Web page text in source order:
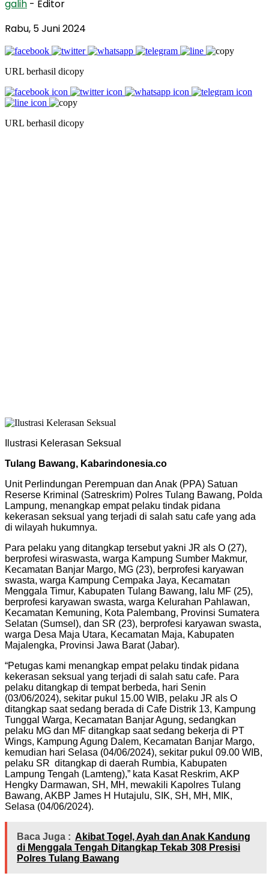
galih - Editor
Rabu, 5 Juni 2024
URL berhasil dicopy
URL berhasil dicopy
Ilustrasi Kelerasan Seksual
Tulang Bawang, Kabarindonesia.co
Unit Perlindungan Perempuan dan Anak (PPA) Satuan
Reserse Kriminal (Satreskrim) Polres Tulang Bawang, Polda
Lampung, menangkap empat pelaku tindak pidana
kekerasan seksual yang terjadi di salah satu cafe yang ada
di wilayah hukumnya.
Para pelaku yang ditangkap tersebut yakni JR als O (27),
berprofesi wiraswasta, warga Kampung Sumber Makmur,
Kecamatan Banjar Margo, MG (23), berprofesi karyawan
swasta, warga Kampung Cempaka Jaya, Kecamatan
Menggala Timur, Kabupaten Tulang Bawang, lalu MF (25),
berprofesi karyawan swasta, warga Kelurahan Pahlawan,
Kecamatan Kemuning, Kota Palembang, Provinsi Sumatera
Selatan (Sumsel), dan SR (23), berprofesi karyawan swasta,
warga Desa Maja Utara, Kecamatan Maja, Kabupaten
Majalengka, Provinsi Jawa Barat (Jabar).
“Petugas kami menangkap empat pelaku tindak pidana
kekerasan seksual yang terjadi di salah satu cafe. Para
pelaku ditangkap di tempat berbeda, hari Senin
(03/06/2024), sekitar pukul 15.00 WIB, pelaku JR als O
ditangkap saat sedang berada di Cafe Distrik 13, Kampung
Tunggal Warga, Kecamatan Banjar Agung, sedangkan
pelaku MG dan MF ditangkap saat sedang bekerja di PT
Wings, Kampung Agung Dalem, Kecamatan Banjar Margo,
kemudian hari Selasa (04/06/2024), sekitar pukul 09.00 WIB,
pelaku SR ditangkap di daerah Rumbia, Kabupaten
Lampung Tengah (Lamteng),” kata Kasat Reskrim, AKP
Hengky Darmawan, SH, MH, mewakili Kapolres Tulang
Bawang, AKBP James H Hutajulu, SIK, SH, MH, MIK,
Selasa (04/06/2024).
Baca Juga : Akibat Togel, Ayah dan Anak Kandung
di Menggala Tengah Ditangkap Tekab 308 Presisi
Polres Tulang Bawang